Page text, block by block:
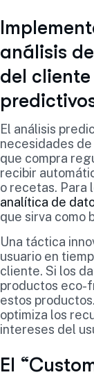
análisis
del
El análisis
necesidades
que compra
recibir
o recetas. Para
analítica de
que sirva como
Una táctica
usuario en
cliente. Si los
productos eco-
estos
optimiza los
intereses del
El